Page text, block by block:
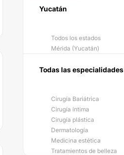
Yucatán
Todos los estados
Mérida (Yucatán)
Todas las especialidades
Cirugía Bariátrica
Cirugía íntima
Cirugía plástica
Dermatología
Medicina estética
Tratamientos de belleza